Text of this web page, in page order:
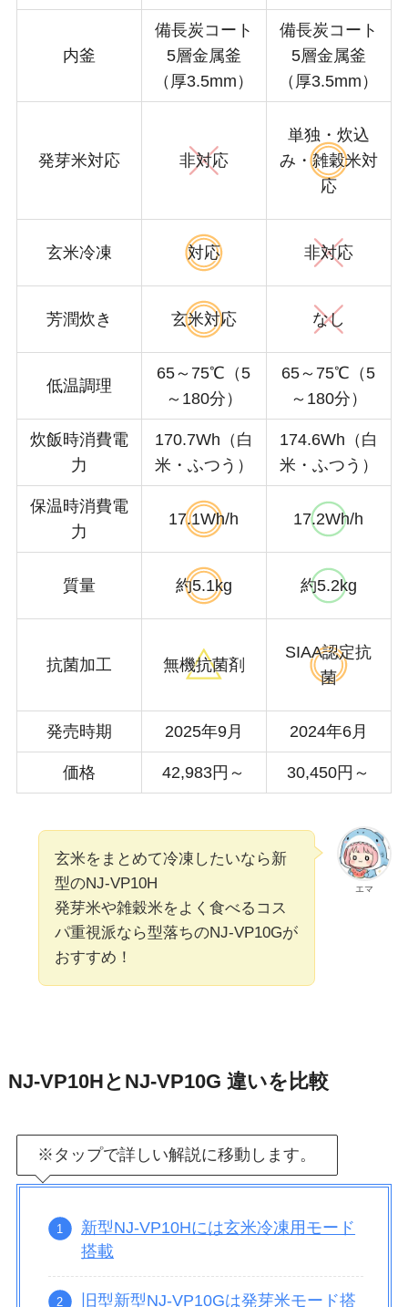
内釜
備長炭コート
5層金属釜
（厚3.5mm）
備長炭コート
5層金属釜
（厚3.5mm）
発芽米対応 非対応
単独・炊込
み・雑穀米対
応
玄米冷凍 対応 非対応
芳潤炊き 玄米対応 なし
低温調理
65～75℃（5
～180分）
65～75℃（5
～180分）
炊飯時消費電
力
170.7Wh（白
米・ふつう）
174.6Wh（白
米・ふつう）
保温時消費電
力
17.1Wh/h 17.2Wh/h
質量 約5.1kg 約5.2kg
抗菌加工 無機抗菌剤
SIAA認定抗
菌
発売時期 2025年9月 2024年6月
価格 42,983円～ 30,450円～
エマ
玄米をまとめて冷凍したいなら新
型のNJ-VP10H
発芽米や雑穀米をよく食べるコス
パ重視派なら型落ちのNJ-VP10Gが
おすすめ！
NJ-VP10HとNJ-VP10G 違いを比較
※タップで詳しい解説に移動します。
新型NJ-VP10Hには玄米冷凍用モード
搭載
旧型新型NJ-VP10Gは発芽米モード搭